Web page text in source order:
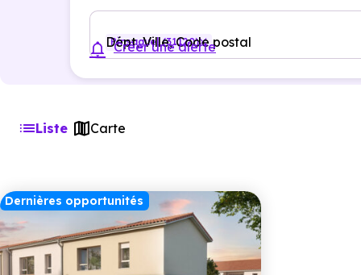
garanties constructeur, etc.
Dépt, Ville, Code postal
Pinsaguel (31120)
Créer une alerte
Liste Carte
Dernières opportunités